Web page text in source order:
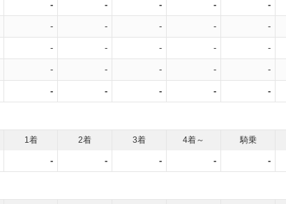
- - - - -
- - - - -
- - - - -
- - - - -
- - - - -
1着 2着 3着 4着～ 騎乗
- - - - -